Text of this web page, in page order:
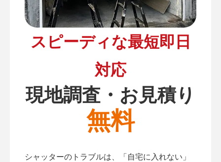
スピーディな最短即日
対応
現地調査・お見積り
無料
シャッターのトラブルは、「自宅に入れない」